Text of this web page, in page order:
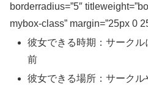
borderradius=”5″
mybox-class” margin=”25px 0
彼女できる時期：サーク
前
彼女できる場所：サークル